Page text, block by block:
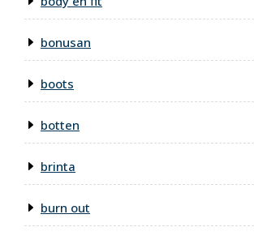
bonusan
boots
botten
brinta
burn out